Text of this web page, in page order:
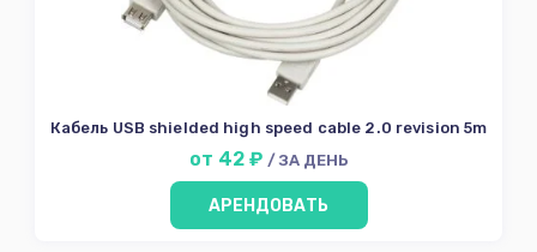
Кабель USB shielded high speed cable 2.0 revision 5m
от 42 ₽ / ЗА ДЕНЬ
АРЕНДОВАТЬ